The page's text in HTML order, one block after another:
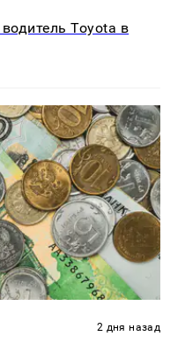
Toyota в
2 дня назад